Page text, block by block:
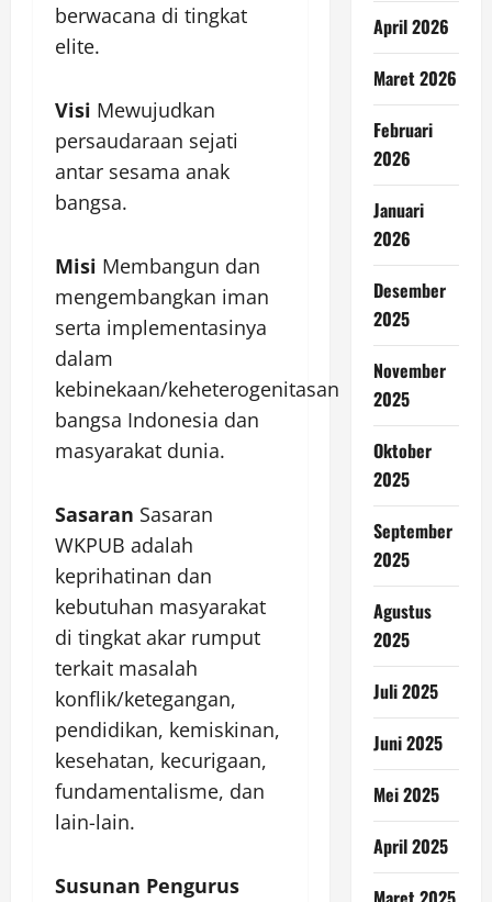
berwacana di tingkat
elite.
Visi Mewujudkan
persaudaraan sejati
antar sesama anak
bangsa.
Misi Membangun dan
mengembangkan iman
serta implementasinya
dalam
kebinekaan/keheterogenitasan
bangsa Indonesia dan
masyarakat dunia.
Sasaran Sasaran
WKPUB adalah
keprihatinan dan
kebutuhan masyarakat
di tingkat akar rumput
terkait masalah
konflik/ketegangan,
pendidikan, kemiskinan,
kesehatan, kecurigaan,
fundamentalisme, dan
lain-lain.
Susunan Pengurus
April 2026
Maret 2026
Februari
2026
Januari
2026
Desember
2025
November
2025
Oktober
2025
September
2025
Agustus
2025
Juli 2025
Juni 2025
Mei 2025
April 2025